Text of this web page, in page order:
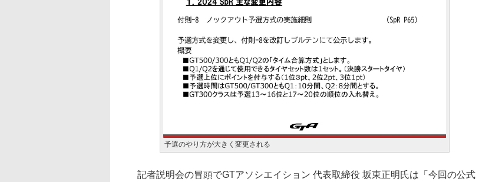
予選のやり方が大きく変更される
記者説明会の冒頭でGTアソシエイション 代表取締役 坂東正明氏は「今回の公式